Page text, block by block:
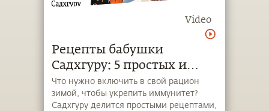
Video
Рецепты бабушки
Садхгуру: 5 простых и
вкусных способов защиты
от гриппа
Что нужно включить в свой рацион
зимой, чтобы укрепить иммунитет?
Садхгуру делится простыми рецептами,